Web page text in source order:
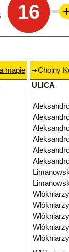
16
mapie
Chojny
ULICA
Włókniarzy
Włókniarzy
Włókniarzy
Włókniarzy
Włókniarzy